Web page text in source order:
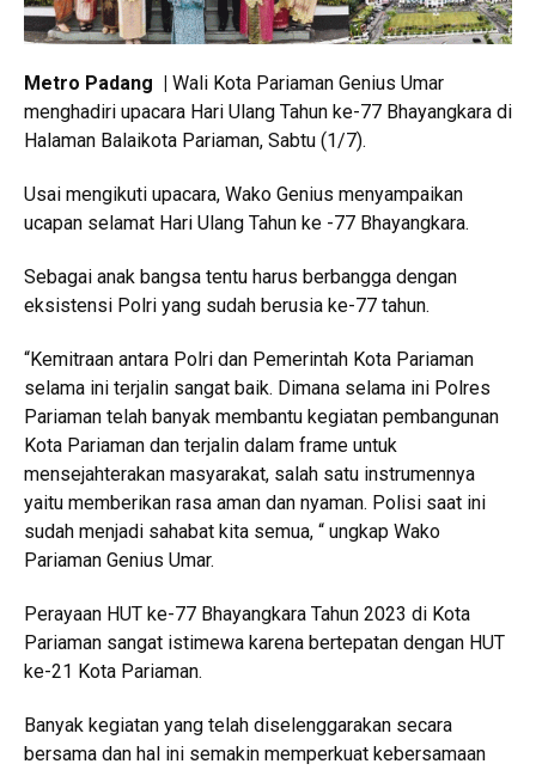
Metro Padang
Wali Kota Pariaman Genius Umar
menghadiri upacara Hari Ulang Tahun ke-77 Bhayangkara di
Halaman Balaikota Pariaman, Sabtu (1/7).
Usai mengikuti upacara, Wako Genius menyampaikan
ucapan selamat Hari Ulang Tahun ke -77 Bhayangkara.
Sebagai anak bangsa tentu harus berbangga dengan
eksistensi Polri yang sudah berusia ke-77 tahun.
“Kemitraan antara Polri dan Pemerintah Kota Pariaman
selama ini terjalin sangat baik. Dimana selama ini Polres
Pariaman telah banyak membantu kegiatan pembangunan
Kota Pariaman dan terjalin dalam frame untuk
mensejahterakan masyarakat, salah satu instrumennya
yaitu memberikan rasa aman dan nyaman. Polisi saat ini
sudah menjadi sahabat kita semua, “ ungkap Wako
Pariaman Genius Umar.
Perayaan HUT ke-77 Bhayangkara Tahun 2023 di Kota
Pariaman sangat istimewa karena bertepatan dengan HUT
ke-21 Kota Pariaman.
Banyak kegiatan yang telah diselenggarakan secara
bersama dan hal ini semakin memperkuat kebersamaan